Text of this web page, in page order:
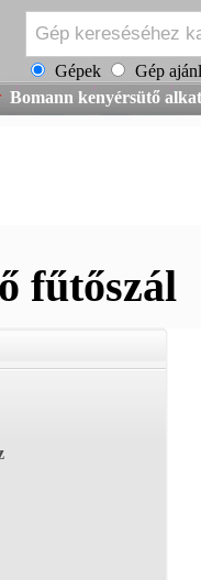
Gépek
Gép
Bomann kenyérsütő
fűtőszál